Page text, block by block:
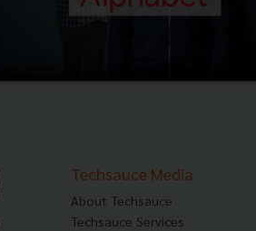
Techsauce Media
About Techsauce
Techsauce Services